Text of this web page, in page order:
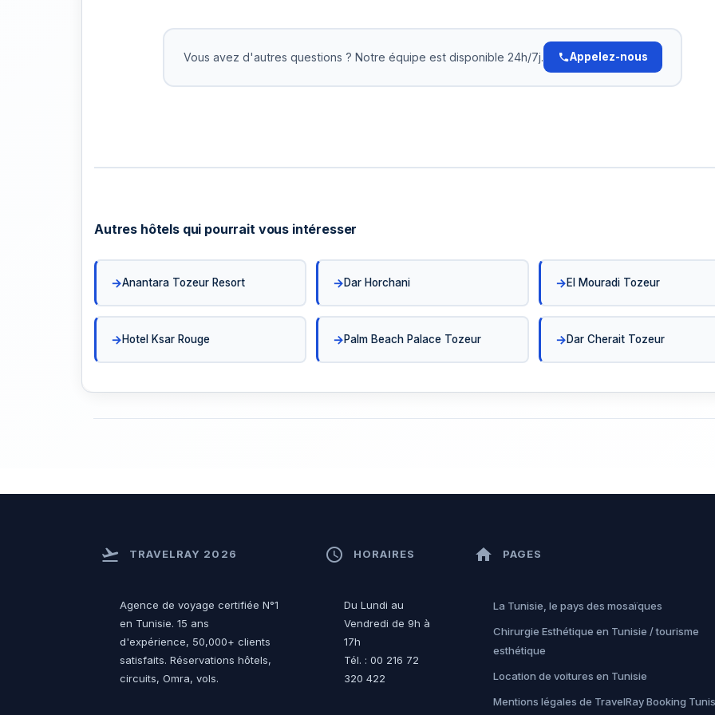
nous acceptons le paiement en 2-3 versements.
Vous avez d'autres questions ? Notre équipe est disponible 24h/7j. Appelez-nous
Autres hôtels qui pourrait vous intéresser
Anantara Tozeur Resort Dar Horchani El Mouradi Tozeur
Hotel Ksar Rouge Palm Beach Palace Tozeur Dar Cherait Tozeur
flight_takeoff TRAVELRAY 2026
Agence de voyage certifiée N°1
en Tunisie. 15 ans
d'expérience, 50,000+ clients
satisfaits. Réservations hôtels,
circuits, Omra, vols.
access_time HORAIRES
Du Lundi au
Vendredi de 9h à
17h
Tél. : 00 216 72
320 422
home PAGES
La Tunisie, le pays des mosaïques
Chirurgie Esthétique en Tunisie / tourisme
esthétique
Location de voitures en Tunisie
Mentions légales de TravelRay Booking